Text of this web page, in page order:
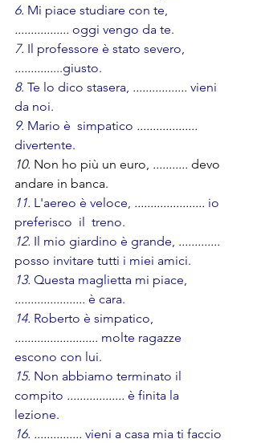
6. Mi piace studiare con te,
................. oggi vengo da te.
7. Il professore è stato severo,
...............giusto.
8. Te lo dico stasera, ................. vieni
da noi.
9. Mario è  simpatico ...................
divertente.
10. Non ho più un euro, ........... devo
andare in banca.
11. L'aereo è veloce, ...................... io
preferisco  il  treno.
12. Il mio giardino è grande, .............
posso invitare tutti i miei amici.
13. Questa maglietta mi piace,
...................... è cara.
14. Roberto è simpatico,
.......................... molte ragazze
escono con lui.
15. Non abbiamo terminato il
compito .................. è finita la
lezione.
16. ............... vieni a casa mia ti faccio